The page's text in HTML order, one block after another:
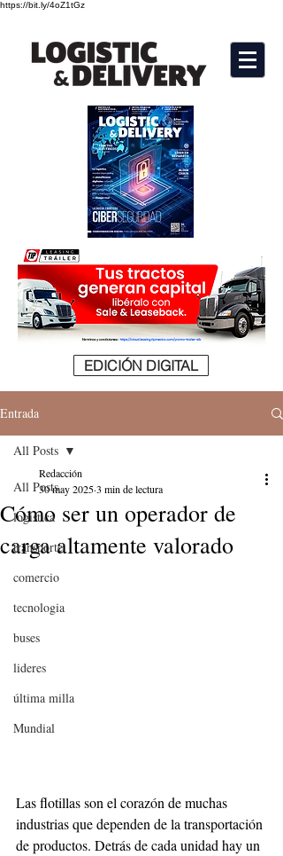
https://bit.ly/4oZ1tGz
EDICIÓN DIGITAL
Entrada
All Posts
logistica
transporte
comercio
tecnologia
buses
lideres
última milla
Mundial
All Posts
Cómo ser un operador de
carga altamente valorado
Redacción
30 may 20253 min de lectura
Las flotillas son el corazón de muchas
industrias que dependen de la transportación
de productos. Detrás de cada unidad hay un